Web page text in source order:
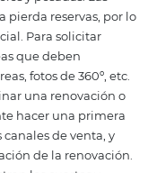
hechas por un
hoteles y posadas.
pierda